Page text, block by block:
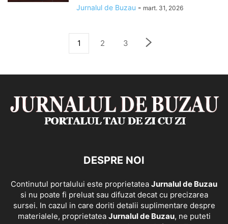
Jurnalul de Buzau - mart. 31, 2026
1 2 3
DESPRE NOI
Continutul portalului este proprietatea Jurnalul de Buzau
si nu poate fi preluat sau difuzat decat cu precizarea
sursei. In cazul in care doriti detalii suplimentare despre
materialele, proprietatea Jurnalul de Buzau, ne puteti